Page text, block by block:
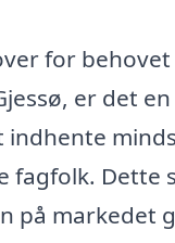
for behovet
er det
indhente
fagfolk. Dette
på markedet